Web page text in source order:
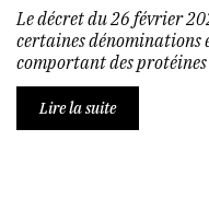
Le décret du 26 février
certaines dénominations
comportant des
Lire la suite